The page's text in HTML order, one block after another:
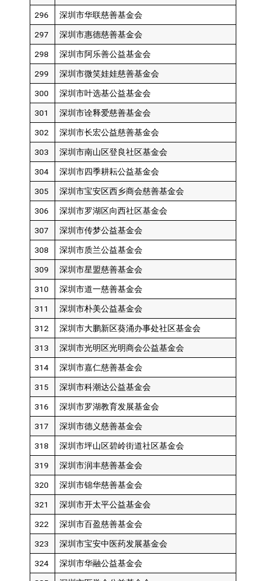
296 深圳市华联慈善基金会
297 深圳市惠德慈善基金会
298 深圳市阿乐善公益基金会
299 深圳市微笑娃娃慈善基金会
300 深圳市叶选基公益基金会
301 深圳市诠释爱慈善基金会
302 深圳市长宏公益慈善基金会
303 深圳市南山区登良社区基金会
304 深圳市四季耕耘公益基金会
305 深圳市宝安区西乡商会慈善基金会
306 深圳市罗湖区向西社区基金会
307 深圳市传梦公益基金会
308 深圳市质兰公益基金会
309 深圳市星盟慈善基金会
310 深圳市道一慈善基金会
311 深圳市朴美公益基金会
312 深圳市大鹏新区葵涌办事处社区基金会
313 深圳市光明区光明商会公益基金会
314 深圳市嘉仁慈善基金会
315 深圳市科潮达公益基金会
316 深圳市罗湖教育发展基金会
317 深圳市德义慈善基金会
318 深圳市坪山区碧岭街道社区基金会
319 深圳市润丰慈善基金会
320 深圳市锦华慈善基金会
321 深圳市开太平公益基金会
322 深圳市百盈慈善基金会
323 深圳市宝安中医药发展基金会
324 深圳市华融公益基金会